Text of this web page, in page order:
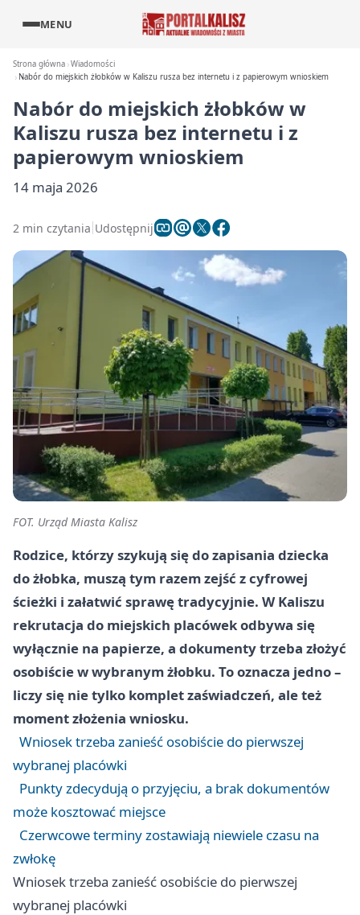
MENU
Strona główna Wiadomości
Nabór do miejskich żłobków w Kaliszu rusza bez internetu i z papierowym wnioskiem
Nabór do miejskich żłobków w
Kaliszu rusza bez internetu i z
papierowym wnioskiem
14 maja 2026
2 min czytania Udostępnij
FOT. Urząd Miasta Kalisz
Rodzice, którzy szykują się do zapisania dziecka
do żłobka, muszą tym razem zejść z cyfrowej
ścieżki i załatwić sprawę tradycyjnie. W Kaliszu
rekrutacja do miejskich placówek odbywa się
wyłącznie na papierze, a dokumenty trzeba złożyć
osobiście w wybranym żłobku. To oznacza jedno –
liczy się nie tylko komplet zaświadczeń, ale też
moment złożenia wniosku.
Wniosek trzeba zanieść osobiście do pierwszej
wybranej placówki
Punkty zdecydują o przyjęciu, a brak dokumentów
może kosztować miejsce
Czerwcowe terminy zostawiają niewiele czasu na
zwłokę
Wniosek trzeba zanieść osobiście do pierwszej
wybranej placówki